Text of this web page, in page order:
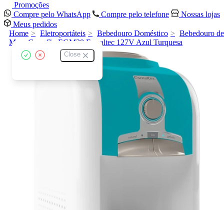
Promoções
Compre pelo WhatsApp
Compre pelo telefone
Nossas lojas
Meus pedidos
Close
Home Eletroportáteis Bebedouro Doméstico
Bebedouro de
Mesa Garrafão EGM30 Esmaltec 127V Azul Turquesa